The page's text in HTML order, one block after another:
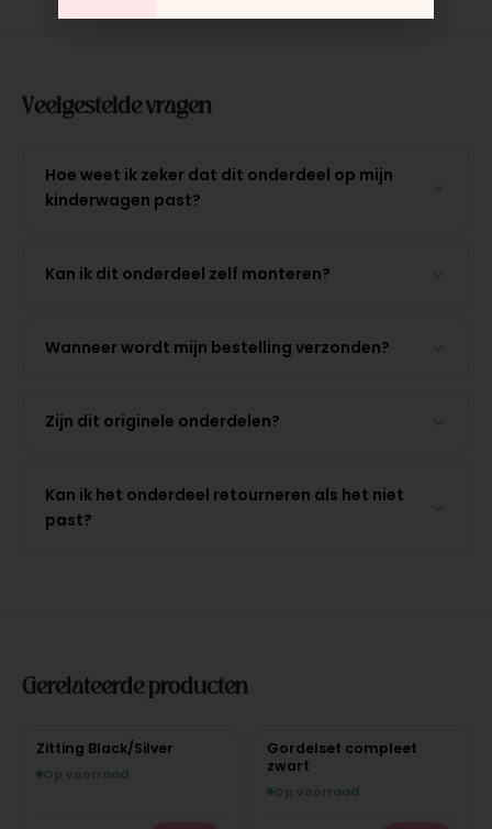
Veelgestelde vragen
Hoe weet ik zeker dat dit onderdeel op mijn
kinderwagen past?
Kan ik dit onderdeel zelf monteren?
Wanneer wordt mijn bestelling verzonden?
Zijn dit originele onderdelen?
Kan ik het onderdeel retourneren als het niet
past?
Gerelateerde producten
Zitting Black/Silver
Op voorraad
Gordelset compleet
zwart
Op voorraad